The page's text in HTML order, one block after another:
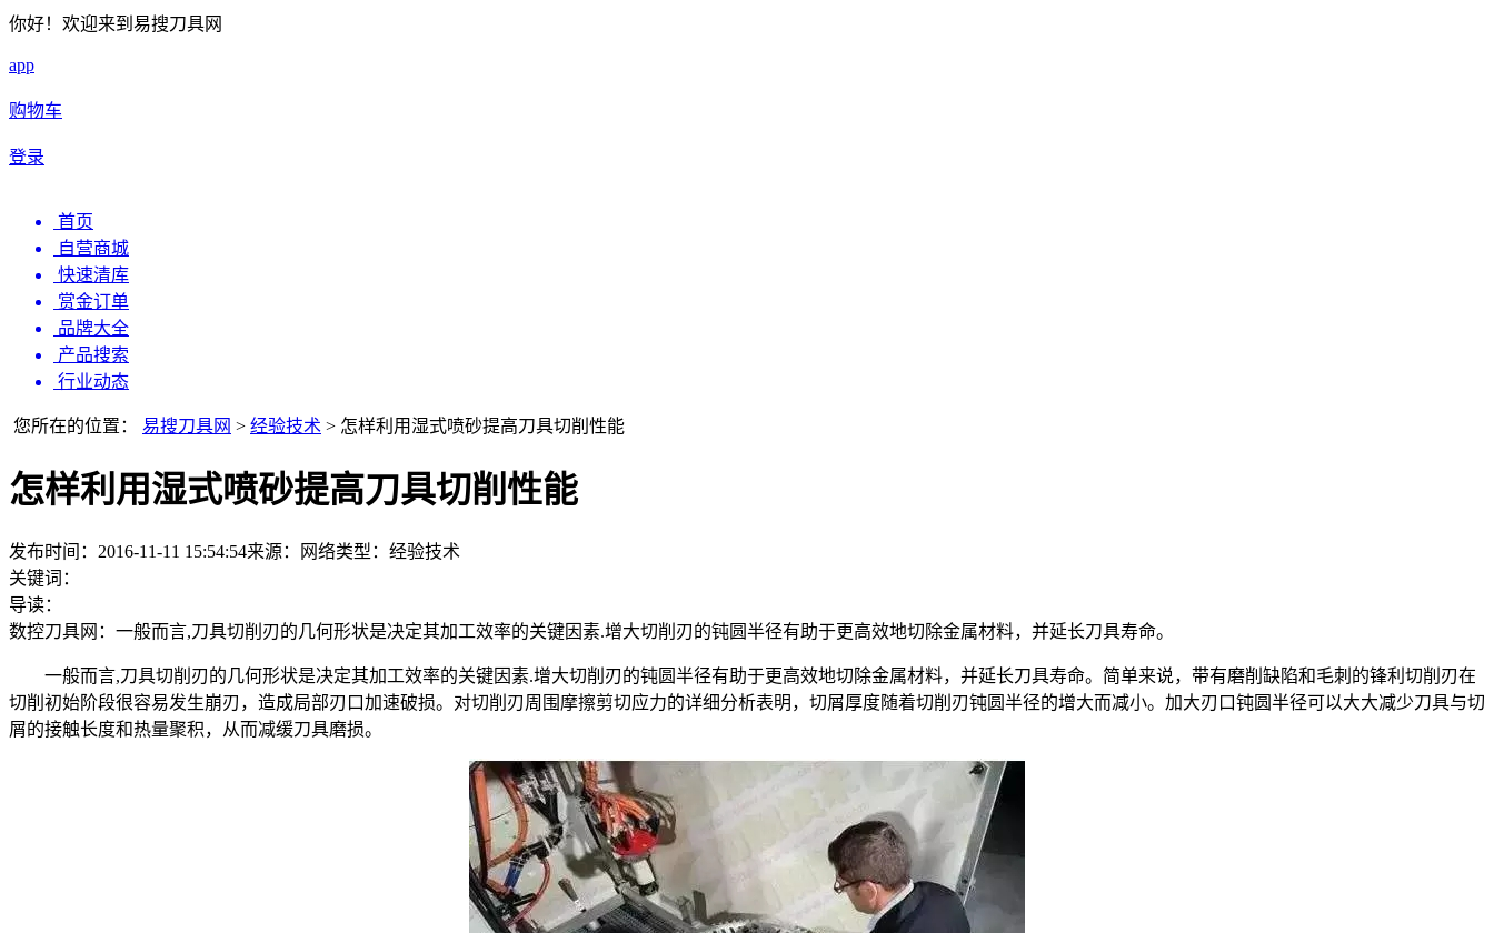
你好！欢迎来到易搜刀具网
app
购物车
登录
首页
自营商城
快速清库
赏金订单
品牌大全
产品搜索
行业动态
您所在的位置： 易搜刀具网 > 经验技术 > 怎样利用湿式喷砂提高刀具切削性能
怎样利用湿式喷砂提高刀具切削性能
发布时间：2016-11-11 15:54:54来源：网络类型： 经验技术
关键词：
导读：
数控刀具网：一般而言,刀具切削刃的几何形状是决定其加工效率的关键因素.增大切削刃的钝圆半径有助于更高效地切除金属材料，并延长刀具寿命。
一般而言,刀具切削刃的几何形状是决定其加工效率的关键因素.增大切削刃的钝圆半径有助于更高效地切除金属材料，并延长刀具寿命。简单来说，带有磨削缺陷和毛刺的锋利切削刃在
切削初始阶段很容易发生崩刃，造成局部刃口加速破损。对切削刃周围摩擦剪切应力的详细分析表明，切屑厚度随着切削刃钝圆半径的增大而减小。加大刃口钝圆半径可以大大减少刀具与切
屑的接触长度和热量聚积，从而减缓刀具磨损。